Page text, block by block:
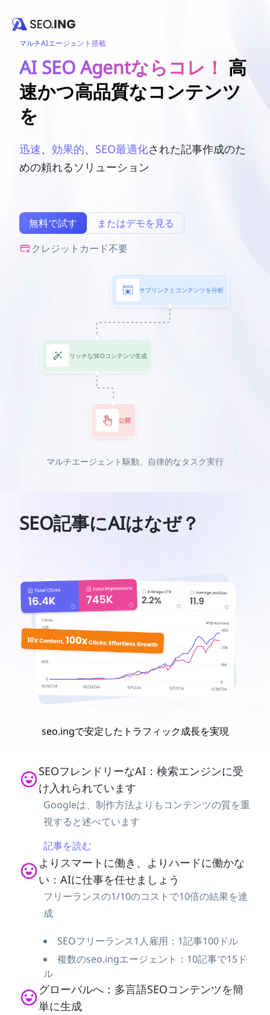
マルチAIエージェント搭載
AI SEO Agentならコレ！ 高
速かつ高品質なコンテンツ
を
迅速、 効果的、 SEO最適化された記事作成のた
めの頼れるソリューション
無料で試す
またはデモを見る
クレジットカード不要
サブリンクとコンテンツを分析
リッチなSEOコンテンツ生成
公開
マルチエージェント駆動、自律的なタスク実行
SEO記事にAIはなぜ？
seo.ingで安定したトラフィック成長を実現
SEOフレンドリーなAI：検索エンジンに受
け入れられています
Googleは、制作方法よりもコンテンツの質を重
視すると述べています
記事を読む
よりスマートに働き、よりハードに働かな
い：AIに仕事を任せましょう
フリーランスの1/10のコストで10倍の結果を達
成
SEOフリーランス1人雇用：1記事100ドル
複数のseo.ingエージェント：10記事で15ド
ル
グローバルへ：多言語SEOコンテンツを簡
単に生成